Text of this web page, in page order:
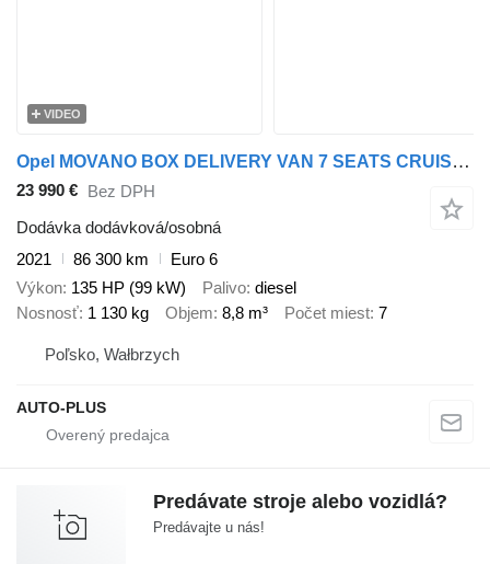
VIDEO
Opel MOVANO BOX DELIVERY VAN 7 SEATS CRUISE CONTROL LED LIGHTS AIR CO
23 990 € Bez DPH
Dodávka dodávková/osobná
2021
86 300 km
Euro 6
Výkon 135 HP (99 kW) Palivo diesel
Nosnosť 1 130 kg Objem 8,8 m³ Počet miest 7
Poľsko, Wałbrzych
AUTO-PLUS
Predávate stroje alebo vozidlá?
Predávajte u nás!